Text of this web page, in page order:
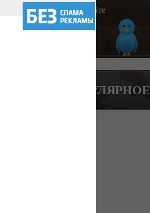
Информация о сайте
ПОПУЛЯРНОЕ